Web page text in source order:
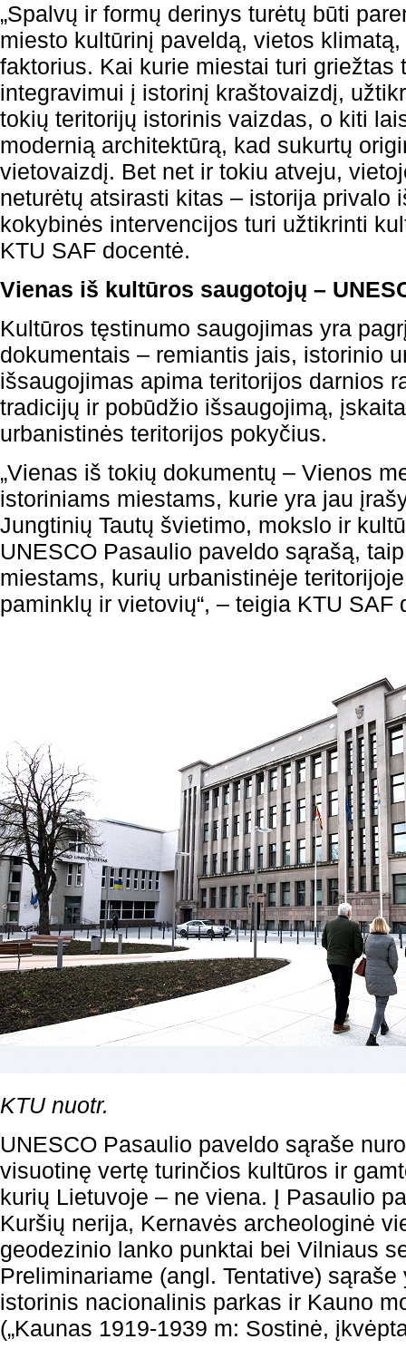
„Spalvų ir formų derinys turėtų būti
miesto kultūrinį paveldą, vietos
faktorius. Kai kurie miestai turi griežtas
integravimui į istorinį kraštovaizdį,
tokių teritorijų istorinis vaizdas, o kiti
modernią architektūrą, kad sukurtų
vietovaizdį. Bet net ir tokiu atveju,
neturėtų atsirasti kitas – istorija privalo
kokybinės intervencijos turi užtikrinti
KTU SAF docentė.
Vienas iš kultūros saugotojų –
Kultūros tęstinumo saugojimas yra
dokumentais – remiantis jais, istorinio
išsaugojimas apima teritorijos darnios
tradicijų ir pobūdžio išsaugojimą,
urbanistinės teritorijos pokyčius.
„Vienas iš tokių dokumentų – Vienos
istoriniams miestams, kurie yra jau
Jungtinių Tautų švietimo, mokslo ir
UNESCO Pasaulio paveldo sąrašą,
miestams, kurių urbanistinėje
paminklų ir vietovių“, – teigia KTU SAF
KTU nuotr.
UNESCO Pasaulio paveldo sąraše
visuotinę vertę turinčios kultūros ir
kurių Lietuvoje – ne viena. Į Pasaulio
Kuršių nerija, Kernavės archeologinė
geodezinio lanko punktai bei Vilniaus
Preliminariame (angl. Tentative)
istorinis nacionalinis parkas ir Kauno
(„Kaunas 1919-1939 m: Sostinė,